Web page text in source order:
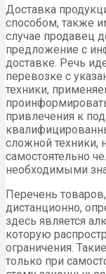
Доставка
способом, также
случае продавец
предложение с
доставке. Речь
перевозке с
техники,
привлечения к
сложной техники,
самостоятельно
необходимыми
Перечень
дистанционно,
здесь является
которую
ограничения.
только при